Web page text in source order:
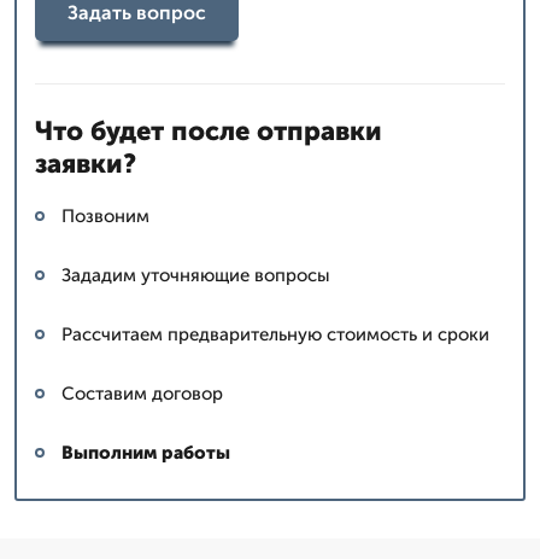
Задать вопрос
Что будет после отправки
заявки?
Позвоним
Зададим уточняющие вопросы
Рассчитаем предварительную стоимость и сроки
Составим договор
Выполним работы